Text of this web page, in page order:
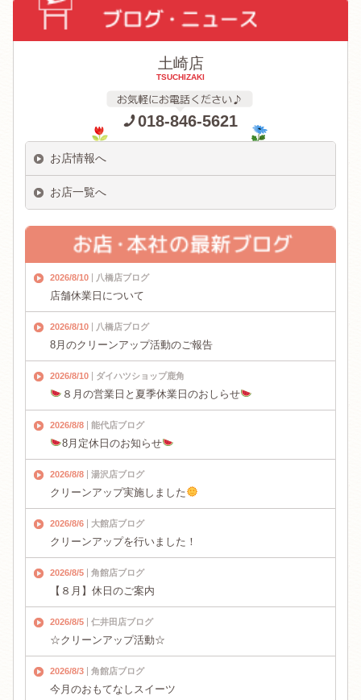
土崎店
TSUCHIZAKI
018-846-5621
お店情報へ
お店一覧へ
2026/8/10 八橋店ブログ
店舗休業日について
2026/8/10 八橋店ブログ
8月のクリーンアップ活動のご報告
2026/8/10 ダイハツショップ鹿角
８月の営業日と夏季休業日のおしらせ
2026/8/8 能代店ブログ
8月定休日のお知らせ
2026/8/8 湯沢店ブログ
クリーンアップ実施しました
2026/8/6 大館店ブログ
クリーンアップを行いました！
2026/8/5 角館店ブログ
【８月】休日のご案内
2026/8/5 仁井田店ブログ
☆クリーンアップ活動☆
2026/8/3 角館店ブログ
今月のおもてなしスイーツ